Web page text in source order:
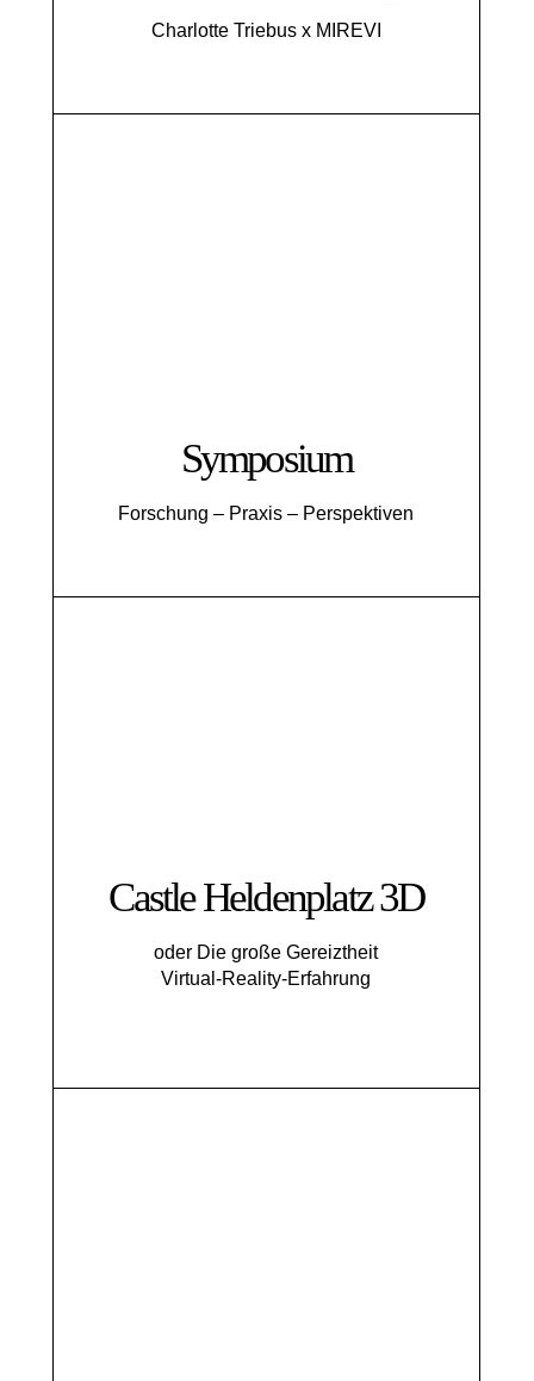
Charlotte Triebus x MIREVI
Symposium
Forschung – Praxis – Perspektiven
Castle Heldenplatz 3D
oder Die große Gereiztheit
Virtual-Reality-Erfahrung